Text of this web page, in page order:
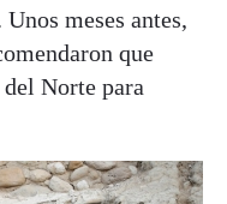
meses antes,
que
Norte para